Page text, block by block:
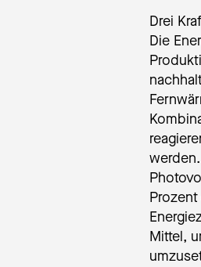
Drei
Die
Mittel,